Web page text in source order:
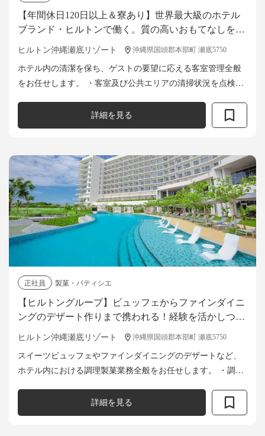
【年間休日120日以上＆寮あり】世界最大級のホテル
ブランド・ヒルトンで働く。質の高いおもてなしを支
えるハウスキーピング募集！
ヒルトン沖縄瀬底リゾート 沖縄県国頭郡本部町 瀬底5750
ホテル内の清潔を保ち、ゲストの要望に応える客室管理全般
をお任せします。 ・客室及び公共エリアの清掃状況を点検・
アップ ・部署内のチーム...
詳細を見る
正社員
製菓・パティシエ
【ヒルトングループ】ビュッフェからファインダイニ
ングのデザート作りまで携われる！経験を活かしつつ
スキルアップが目指せるパティシエ募集！
ヒルトン沖縄瀬底リゾート 沖縄県国頭郡本部町 瀬底5750
スイーツビュッフェやファインダイニングのデザートなど、
ホテル内における調理製菓業務全般をお任せします。 ・調理
スタッフのシフト作成...詳細を見る